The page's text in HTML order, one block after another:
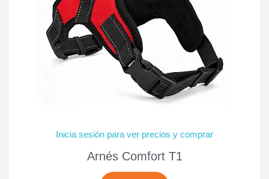
Inicia sesión para ver precios y comprar
Arnés Comfort T1